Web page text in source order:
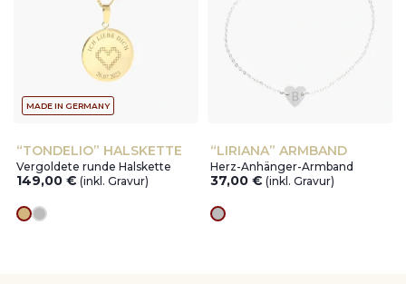
MADE IN GERMANY
“TONDELIO” HALSKETTE
Vergoldete runde Halskette
149,00€ (inkl. Gravur)
Goldes
silver
“LIRIANA” ARMBAND
Herz-Anhänger-Armband
37,00€ (inkl. Gravur)
silver